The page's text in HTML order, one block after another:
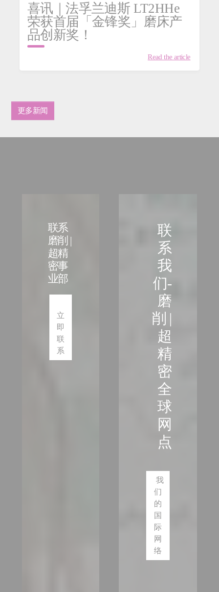
喜讯｜法孚兰迪斯 LT2HHe
荣获首届「金锋奖」磨床产
品创新奖！
Read the article
更多新闻
联系
磨削 |
超精
密事
业部
立
即
联
系
联
系
我
们-
磨
削 |
超
精
密
全
球
网
点
我
们
的
国
际
网
络